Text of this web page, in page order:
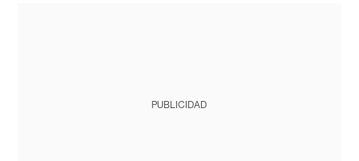
PUBLICIDAD